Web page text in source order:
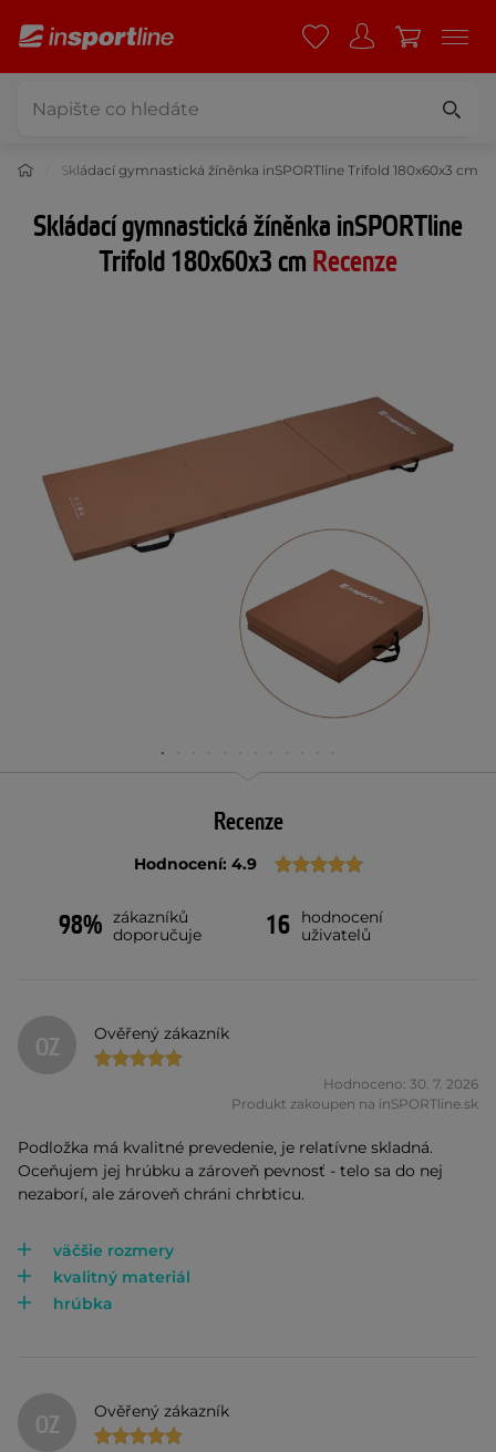
Skládací gymnastická žíněnka inSPORTline Trifold 180x60x3 cm
Skládací gymnastická žíněnka inSPORTline
Trifold 180x60x3 cm Recenze
Recenze
Hodnocení: 4.9
98% zákazníků
doporučuje
16
hodnocení
uživatelů
OZ Ověřený zákazník
Hodnoceno: 30. 7. 2026
Produkt zakoupen na inSPORTline.sk
Podložka má kvalitné prevedenie, je relatívne skladná.
Oceňujem jej hrúbku a zároveň pevnosť - telo sa do nej
nezaborí, ale zároveň chráni chrbticu.
väčšie rozmery
kvalitný materiál
hrúbka
OZ Ověřený zákazník